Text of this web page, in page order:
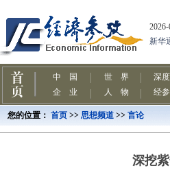
您的位置： 首页 >> 思想频道 >> 言论
深挖